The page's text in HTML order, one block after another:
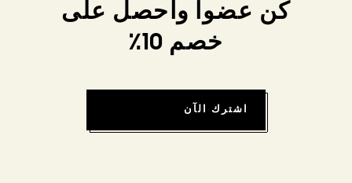
كن عضواً واحصل على
خصم 10٪
اشترك الآن